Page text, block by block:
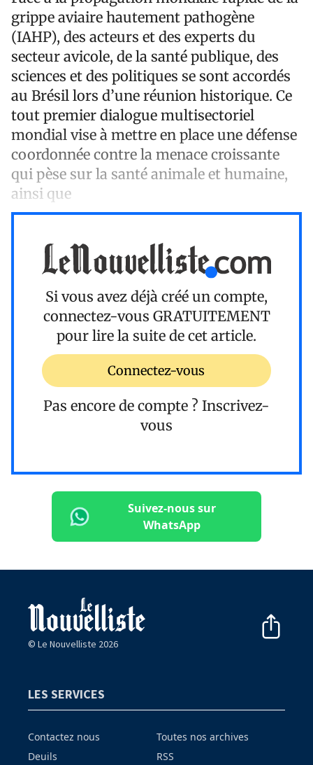
grippe aviaire hautement pathogène
(IAHP), des acteurs et des experts du
secteur avicole, de la santé publique, des
sciences et des politiques se sont accordés
au Brésil lors d’une réunion historique. Ce
tout premier dialogue multisectoriel
mondial vise à mettre en place une défense
coordonnée contre la menace croissante
qui pèse sur la santé animale et humaine,
ainsi que
Si vous avez déjà créé un compte,
connectez-vous GRATUITEMENT
pour lire la suite de cet article.
Connectez-vous
Pas encore de compte ? Inscrivez-
vous
Suivez-nous sur
WhatsApp
© Le Nouvelliste 2026
LES SERVICES
Contactez nous
Deuils
Toutes nos archives
RSS